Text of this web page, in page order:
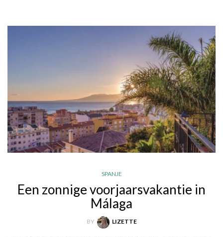
SPANJE
Een zonnige voorjaarsvakantie in
Málaga
BY LIZETTE